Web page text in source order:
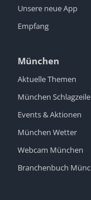
Unsere neue App
Empfang
München
Aktuelle Themen
München
Events & Aktionen
München Wetter
Webcam München
Branchenbuch